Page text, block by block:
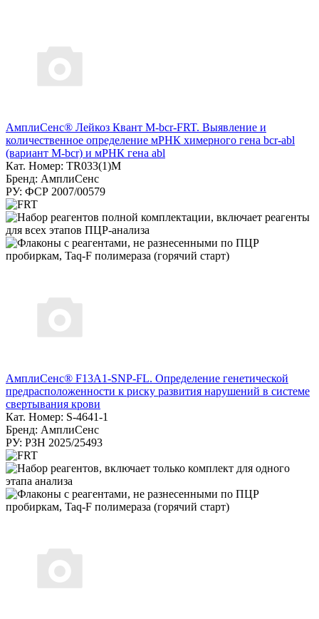
АмплиСенс® Лейкоз Квант M-bcr-FRT. Выявление и
количественное определение мРНК химерного гена bcr-abl
(вариант M-bcr) и мРНК гена abl
Кат. Номер: TR033(1)M
Бренд: АмплиСенс
РУ: ФСР 2007/00579
АмплиСенс® F13A1-SNP-FL. Определение генетической
предрасположенности к риску развития нарушений в системе
свертывания крови
Кат. Номер: S-4641-1
Бренд: АмплиСенс
РУ: РЗН 2025/25493